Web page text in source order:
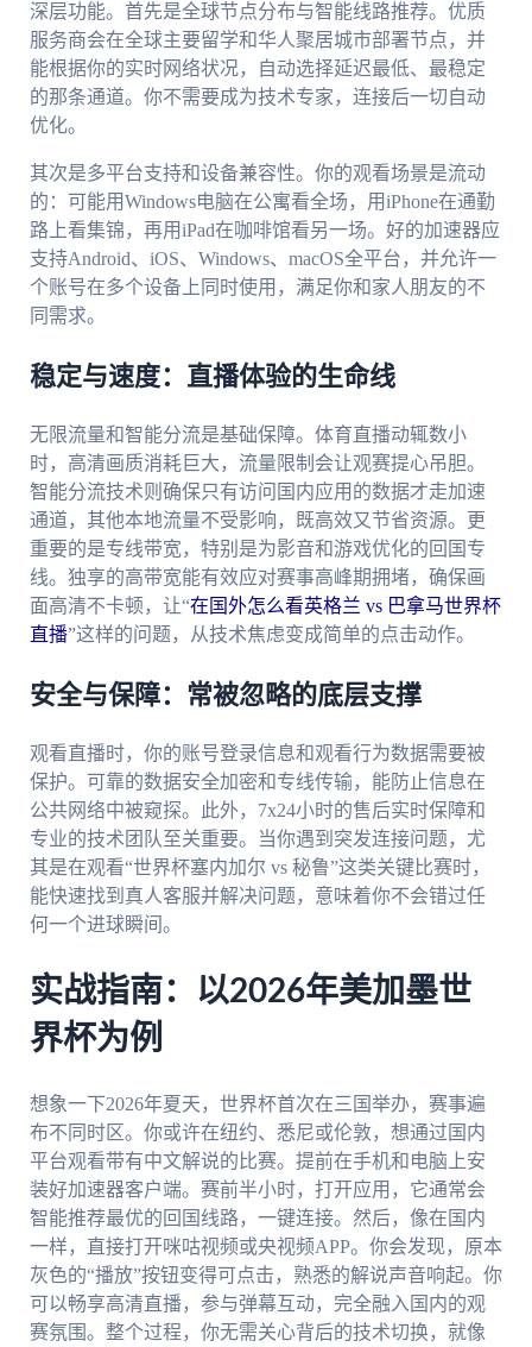
深层功能。首先是全球节点分布与智能线路推荐。优质
服务商会在全球主要留学和华人聚居城市部署节点，并
能根据你的实时网络状况，自动选择延迟最低、最稳定
的那条通道。你不需要成为技术专家，连接后一切自动
优化。
其次是多平台支持和设备兼容性。你的观看场景是流动
的：可能用Windows电脑在公寓看全场，用iPhone在通勤
路上看集锦，再用iPad在咖啡馆看另一场。好的加速器应
支持Android、iOS、Windows、macOS全平台，并允许一
个账号在多个设备上同时使用，满足你和家人朋友的不
同需求。
稳定与速度：直播体验的生命线
无限流量和智能分流是基础保障。体育直播动辄数小
时，高清画质消耗巨大，流量限制会让观赛提心吊胆。
智能分流技术则确保只有访问国内应用的数据才走加速
通道，其他本地流量不受影响，既高效又节省资源。更
重要的是专线带宽，特别是为影音和游戏优化的回国专
线。独享的高带宽能有效应对赛事高峰期拥堵，确保画
面高清不卡顿，让“在国外怎么看英格兰 vs 巴拿马世界杯
直播”这样的问题，从技术焦虑变成简单的点击动作。
安全与保障：常被忽略的底层支撑
观看直播时，你的账号登录信息和观看行为数据需要被
保护。可靠的数据安全加密和专线传输，能防止信息在
公共网络中被窥探。此外，7x24小时的售后实时保障和
专业的技术团队至关重要。当你遇到突发连接问题，尤
其是在观看“世界杯塞内加尔 vs 秘鲁”这类关键比赛时，
能快速找到真人客服并解决问题，意味着你不会错过任
何一个进球瞬间。
实战指南：以2026年美加墨世
界杯为例
想象一下2026年夏天，世界杯首次在三国举办，赛事遍
布不同时区。你或许在纽约、悉尼或伦敦，想通过国内
平台观看带有中文解说的比赛。提前在手机和电脑上安
装好加速器客户端。赛前半小时，打开应用，它通常会
智能推荐最优的回国线路，一键连接。然后，像在国内
一样，直接打开咪咕视频或央视频APP。你会发现，原本
灰色的“播放”按钮变得可点击，熟悉的解说声音响起。你
可以畅享高清直播，参与弹幕互动，完全融入国内的观
赛氛围。整个过程，你无需关心背后的技术切换，就像